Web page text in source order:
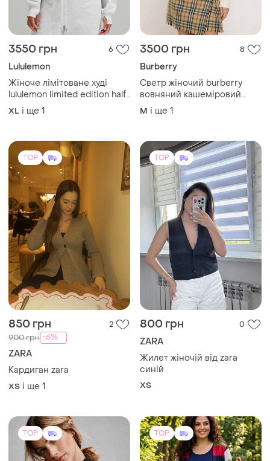
3550 грн 6
Lululemon
Жіноче лімітоване худі
lululemon limited edition half-
zip oversize толстовка
анорак оверсайз розмір xl
XL і ще 1
3500 грн 8
Burberry
Светр жіночий burberry
вовняний кашеміровий
білий унісекс чоловічий
джемпер вовна кашемір m l
M і ще 1
TOP
850 грн 2
900 грн -6%
ZARA
Кардиган zara
ХS і ще 1
TOP
800 грн 0
ZARA
Жилет жіночій від zara
синій
ХS
TOP TOP